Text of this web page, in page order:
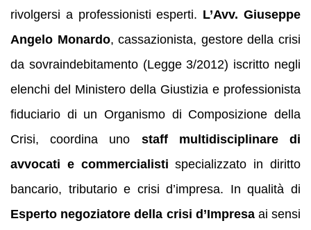
rivolgersi a professionisti esperti. L’Avv. Giuseppe
Angelo Monardo, cassazionista, gestore della crisi
da sovraindebitamento (Legge 3/2012) iscritto negli
elenchi del Ministero della Giustizia e professionista
fiduciario di un Organismo di Composizione della
Crisi, coordina uno staff multidisciplinare di
avvocati e commercialisti specializzato in diritto
bancario, tributario e crisi d’impresa. In qualità di
Esperto negoziatore della crisi d’Impresaai sensi